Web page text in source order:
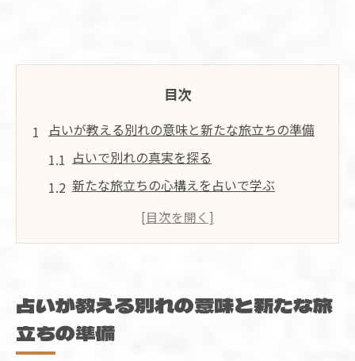
目次
占いが教える別れの意味と新たな旅立ちの準備
占いで別れの真実を探る
新たな旅立ちの心構えを占いで学ぶ
別れのタイミングを占いで見極める
占いで未来の可能性を広げる
心のバランスを占いで整える
占いで心の整理をし再出発への一歩を踏み出す
占いが教える別れの意味と新たな旅
立ちの準備